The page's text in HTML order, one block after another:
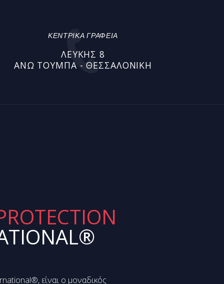
ΚΕΝΤΡΙΚΑ ΓΡΑΦΕΙΑ
ΛΕΎΚΗΣ 8
ΆΝΩ ΤΟΎΜΠΑ - ΘΕΣΣΑΛΟΝΊΚΗ
είναι ο μοναδικός